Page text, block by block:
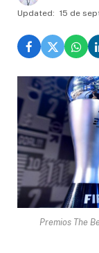
Updated: 15 de
Premios The